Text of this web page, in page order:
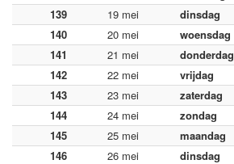
139
19 mei dinsdag
140
20 mei woensdag
141
21 mei donderdag
142
22 mei vrijdag
143
23 mei zaterdag
144
24 mei zondag
145
25 mei maandag
146
26 mei dinsdag